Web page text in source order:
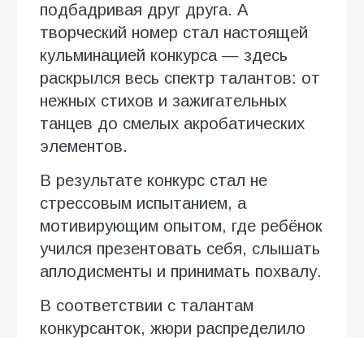
подбадривая друг друга. А
творческий номер стал настоящей
кульминацией конкурса — здесь
раскрылся весь спектр талантов: от
нежных стихов и зажигательных
танцев до смелых акробатических
элементов.
В результате конкурс стал не
стрессовым испытанием, а
мотивирующим опытом, где ребёнок
учился презентовать себя, слышать
аплодисменты и принимать похвалу.
В соответствии с талантам
конкурсанток, жюри распределило